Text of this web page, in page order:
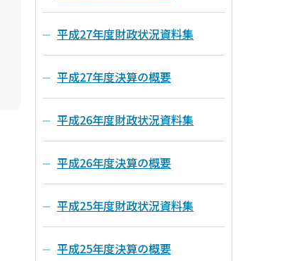
平成27年度財政状況資料集
平成27年度決算の概要
平成26年度財政状況資料集
平成26年度決算の概要
平成25年度財政状況資料集
平成25年度決算の概要